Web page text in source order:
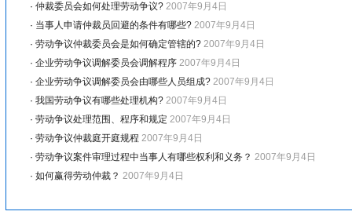
· 仲裁委员会如何处理劳动争议? 2007年9月4日
· 当事人申请仲裁员回避的条件有哪些? 2007年9月4日
· 劳动争议仲裁委员会是如何确定管辖的? 2007年9月4日
· 企业劳动争议调解委员会调解程序 2007年9月4日
· 企业劳动争议调解委员会由哪些人员组成? 2007年9月4日
· 我国劳动争议有哪些处理机构? 2007年9月4日
· 劳动争议处理范围、程序和规定 2007年9月4日
· 劳动争议仲裁庭开庭规程 2007年9月4日
· 劳动争议案件审理过程中当事人有哪些权利和义务？ 2007年9月4日
· 如何赢得劳动仲裁？ 2007年9月4日